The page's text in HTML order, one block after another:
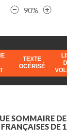
90%
TEXTE
OCÉRISÉ
SOMMAIRE
DE